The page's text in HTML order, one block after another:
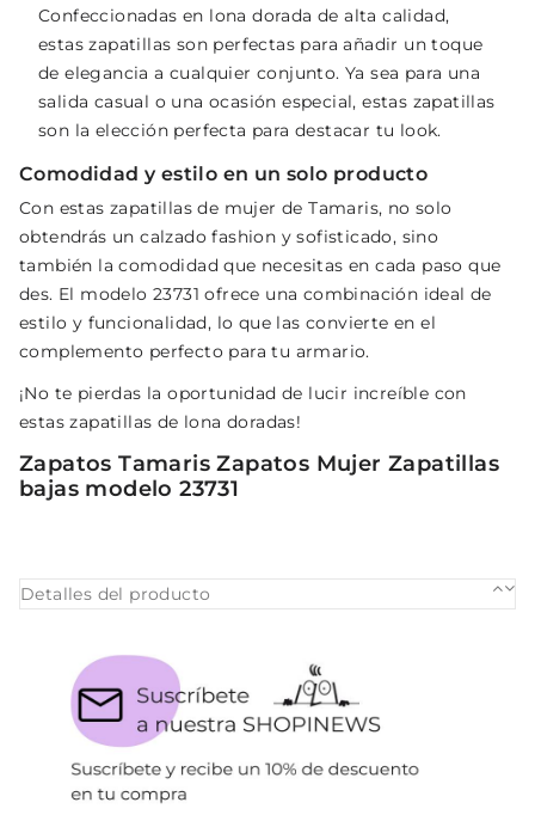
Confeccionadas en lona dorada de alta calidad,
estas zapatillas son perfectas para añadir un toque
de elegancia a cualquier conjunto. Ya sea para una
salida casual o una ocasión especial, estas zapatillas
son la elección perfecta para destacar tu look.
Comodidad y estilo en un solo producto
Con estas zapatillas de mujer de Tamaris, no solo
obtendrás un calzado fashion y sofisticado, sino
también la comodidad que necesitas en cada paso que
des. El modelo 23731 ofrece una combinación ideal de
estilo y funcionalidad, lo que las convierte en el
complemento perfecto para tu armario.
¡No te pierdas la oportunidad de lucir increíble con
estas zapatillas de lona doradas!
Zapatos Tamaris Zapatos Mujer Zapatillas
bajas modelo 23731
Detalles del producto